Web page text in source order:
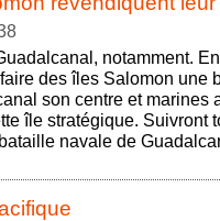
notamment.
des îles Salomon une
son centre et marines
île stratégique. Suivront
navale de